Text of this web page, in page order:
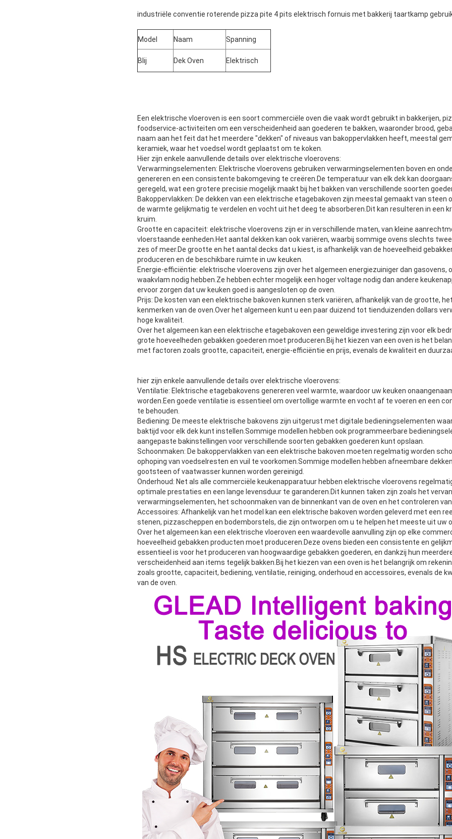
industriële conventie roterende pizza pite 4 pits elektrisch fornuis met bakkerij taartkamp
Model Naam Spanning
Blij Dek Oven Elektrisch
Een elektrische vloeroven is een soort commerciële oven die vaak wordt gebruikt in bakkerijen,
foodservice-activiteiten om een ​​verscheidenheid aan goederen te bakken, waaronder brood,
naam aan het feit dat het meerdere "dekken" of niveaus van bakoppervlakken heeft, meestal
keramiek, waar het voedsel wordt geplaatst om te koken.
Hier zijn enkele aanvullende details over elektrische vloerovens:
Verwarmingselementen: Elektrische vloerovens gebruiken verwarmingselementen boven en
genereren en een consistente bakomgeving te creëren.De temperatuur van elk dek kan
geregeld, wat een grotere precisie mogelijk maakt bij het bakken van verschillende soorten
Bakoppervlakken: De dekken van een elektrische etagebakoven zijn meestal gemaakt van steen
de warmte gelijkmatig te verdelen en vocht uit het deeg te absorberen.Dit kan resulteren in een
kruim.
Grootte en capaciteit: elektrische vloerovens zijn er in verschillende maten, van kleine
vloerstaande eenheden.Het aantal dekken kan ook variëren, waarbij sommige ovens slechts
zes of meer.De grootte en het aantal decks dat u kiest, is afhankelijk van de hoeveelheid
produceren en de beschikbare ruimte in uw keuken.
Energie-efficiëntie: elektrische vloerovens zijn over het algemeen energiezuiniger dan gasovens,
waakvlam nodig hebben.Ze hebben echter mogelijk een hoger voltage nodig dan andere
ervoor zorgen dat uw keuken goed is aangesloten op de oven.
Prijs: De kosten van een elektrische bakoven kunnen sterk variëren, afhankelijk van de grootte,
kenmerken van de oven.Over het algemeen kunt u een paar duizend tot tienduizenden dollars
hoge kwaliteit.
Over het algemeen kan een elektrische etagebakoven een geweldige investering zijn voor elk
grote hoeveelheden gebakken goederen moet produceren.Bij het kiezen van een oven is het
met factoren zoals grootte, capaciteit, energie-efficiëntie en prijs, evenals de kwaliteit en
hier zijn enkele aanvullende details over elektrische vloerovens:
Ventilatie: Elektrische etagebakovens genereren veel warmte, waardoor uw keuken
worden.Een goede ventilatie is essentieel om overtollige warmte en vocht af te voeren en een
te behouden.
Bediening: De meeste elektrische bakovens zijn uitgerust met digitale bedieningselementen
baktijd voor elk dek kunt instellen.Sommige modellen hebben ook programmeerbare
aangepaste bakinstellingen voor verschillende soorten gebakken goederen kunt opslaan.
Schoonmaken: De bakoppervlakken van een elektrische bakoven moeten regelmatig worden
ophoping van voedselresten en vuil te voorkomen.Sommige modellen hebben afneembare
gootsteen of vaatwasser kunnen worden gereinigd.
Onderhoud: Net als alle commerciële keukenapparatuur hebben elektrische vloerovens
optimale prestaties en een lange levensduur te garanderen.Dit kunnen taken zijn zoals het
verwarmingselementen, het schoonmaken van de binnenkant van de oven en het controleren
Accessoires: Afhankelijk van het model kan een elektrische bakoven worden geleverd met een
stenen, pizzascheppen en bodemborstels, die zijn ontworpen om u te helpen het meeste uit uw
Over het algemeen kan een elektrische vloeroven een waardevolle aanvulling zijn op elke
hoeveelheid gebakken producten moet produceren.Deze ovens bieden een consistente en
essentieel is voor het produceren van hoogwaardige gebakken goederen, en dankzij hun
verscheidenheid aan items tegelijk bakken.Bij het kiezen van een oven is het belangrijk om
zoals grootte, capaciteit, bediening, ventilatie, reiniging, onderhoud en accessoires, evenals de
van de oven.